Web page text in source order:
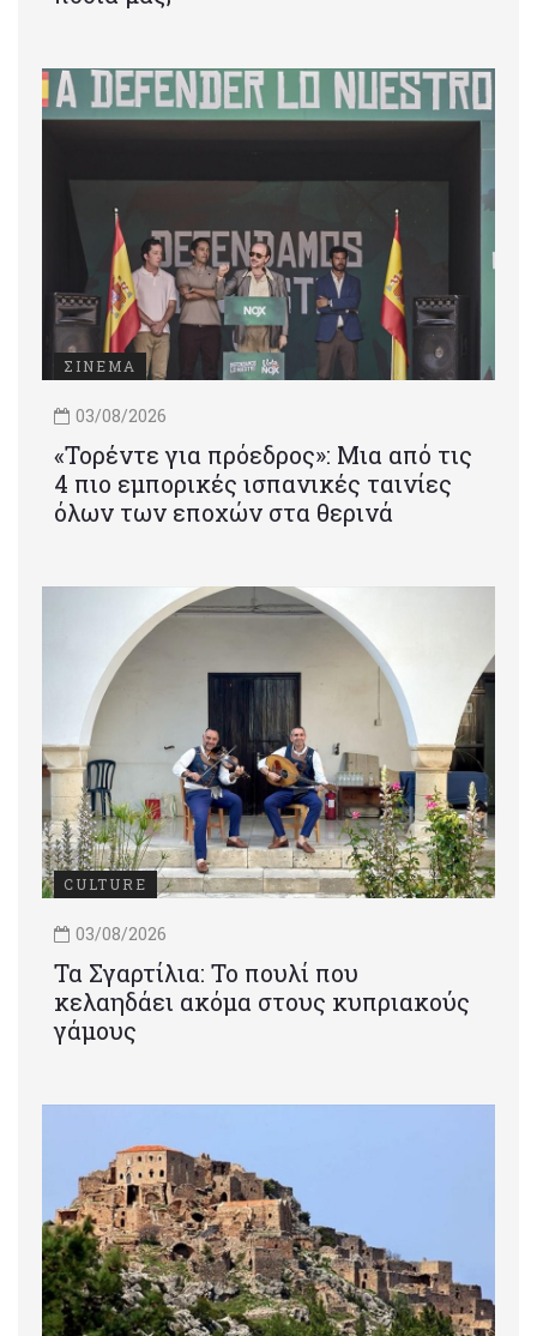
ΣΙΝΕΜΑ
03/08/2026
«Τορέντε για πρόεδρος»: Mια από τις
4 πιο εμπορικές ισπανικές ταινίες
όλων των εποχών στα θερινά
CULTURE
03/08/2026
Τα Σγαρτίλια: Το πουλί που
κελαηδάει ακόμα στους κυπριακούς
γάμους